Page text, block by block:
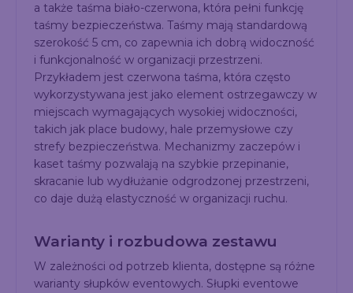
a także taśma biało-czerwona, która pełni funkcję
taśmy bezpieczeństwa. Taśmy mają standardową
szerokość 5 cm, co zapewnia ich dobrą widoczność
i funkcjonalność w organizacji przestrzeni.
Przykładem jest czerwona taśma, która często
wykorzystywana jest jako element ostrzegawczy w
miejscach wymagających wysokiej widoczności,
takich jak place budowy, hale przemysłowe czy
strefy bezpieczeństwa. Mechanizmy zaczepów i
kaset taśmy pozwalają na szybkie przepinanie,
skracanie lub wydłużanie odgrodzonej przestrzeni,
co daje dużą elastyczność w organizacji ruchu.
Warianty i rozbudowa zestawu
W zależności od potrzeb klienta, dostępne są różne
warianty słupków eventowych. Słupki eventowe